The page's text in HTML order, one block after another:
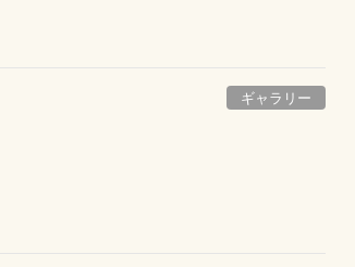
ギャラリー